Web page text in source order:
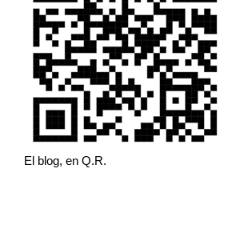
El blog, en Q.R.